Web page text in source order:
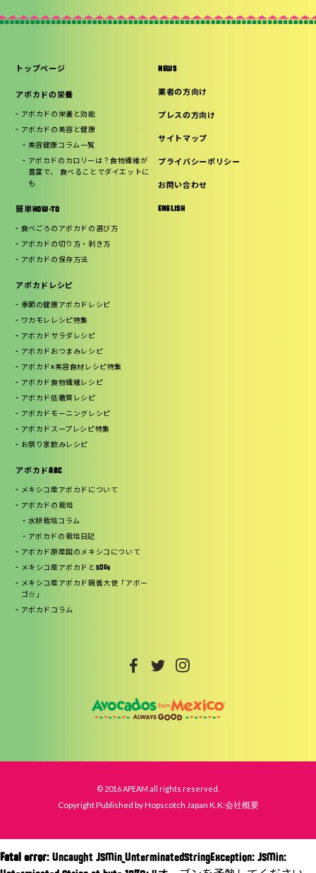
トップページ
アボカドの栄養
アボカドの栄養と効能
アボカドの美容と健康
美容健康コラム一覧
アボカドのカロリーは？食物繊維が
豊富で、 食べることでダイエットに
も
簡単HOW-TO
食べごろのアボカドの選び方
アボカドの切り方・剥き方
アボカドの保存方法
アボカドレシピ
季節の健康アボカドレシピ
ワカモレレシピ特集
アボカドサラダレシピ
アボカドおつまみレシピ
アボカド×美容食材レシピ特集
アボカド食物繊維レシピ
アボカド低糖質レシピ
アボカドモーニングレシピ
アボカドスープレシピ特集
お祭り家飲みレシピ
アボカドABC
メキシコ産アボカドについて
アボカドの栽培
水耕栽培コラム
アボカドの栽培日記
アボカド原産国のメキシコについて
メキシコ産アボカドとSDGs
メキシコ産アボカド親善大使「アボー
ゴ☆」
アボカドコラム
NEWS
業者の方向け
プレスの方向け
サイトマップ
プライバシーポリシー
お問い合わせ
ENGLISH
© 2016 APEAM all rights reserved.
Copyright Published by Hopscotch Japan K.K:会社概要
Fatal error: Uncaught JSMin_UnterminatedStringException: JSMin: